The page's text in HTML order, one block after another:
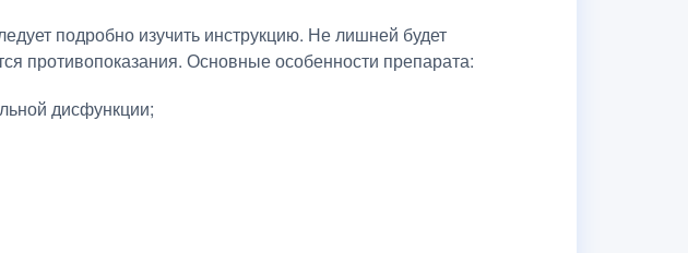
подробно изучить инструкцию. Не лишней будет
противопоказания. Основные особенности препарата:
дисфункции;